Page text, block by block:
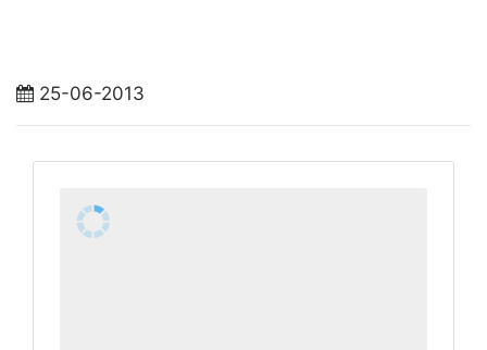
25-06-2013